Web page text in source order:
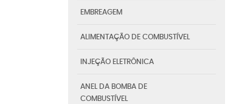
EMBREAGEM
ALIMENTAÇÃO DE COMBUSTÍVEL
INJEÇÃO ELETRÔNICA
ANEL DA BOMBA DE
COMBUSTÍVEL